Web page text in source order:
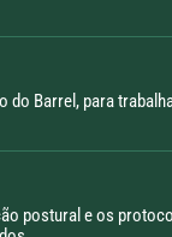
do Barrel, para
postural e os